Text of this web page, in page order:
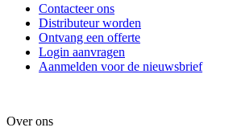
Contacteer ons
Distributeur worden
Ontvang een offerte
Login aanvragen
Aanmelden voor de nieuwsbrief
Over ons